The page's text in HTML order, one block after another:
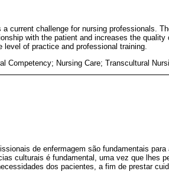
current challenge for nursing professionals.
with the patient and increases the
of practice and professional training.
Competency; Nursing Care; Transcultural
de enfermagem são fundamentais
culturais é fundamental, uma vez que lhes
dos pacientes, a fim de prestar